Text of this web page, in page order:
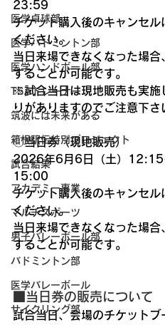
医学卓球部
医学バドミントン部
医学ハンドボール部
TSAトレーナー
筑波には未来がある
箱根駅伝特別プロジェクト
試合結果
アカデミー事業
マルチスポーツ
男子バレーボール部
バドミントン部
医学バレーボール
サイクリング部
23:59
チケット購入後のキャンセ
ください。
当日来場できなくなった場
することが可能です。
※試合当日は現地販売も実施
りがありますのでご注意下さ
〇当日券（現地販売）
2026年6月6日（土）12:15
15:00
チケット購入後のキャンセ
ください。
当日来場できなくなった場
することが可能です。
■当日券の販売について
試合当日、会場のチケット